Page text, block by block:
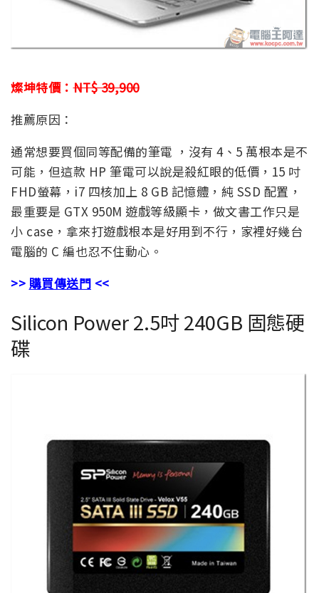
燦坤特價：NT$ 39,900
推薦原因：
通常想要買個同等配備的筆電 ，沒有 4、5 萬根本是不
可能，但這款 HP 筆電可以說是殺紅眼的低價，15 吋
FHD螢幕，i7 四核加上 8 GB 記憶體，純 SSD 配置，
最重要是 GTX 950M 遊戲等級顯卡，做文書工作只是
小 case，拿來打遊戲根本是好用到不行，家裡好幾台
電腦的 C 編也忍不住動心。
>> 購買傳送門 <<
Silicon Power 2.5吋 240GB 固態硬
碟